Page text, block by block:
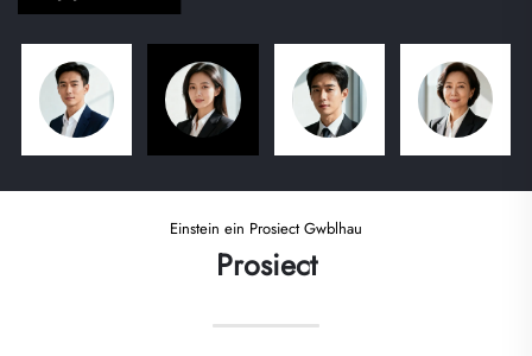
Cysylltu â Ni
Prosiect